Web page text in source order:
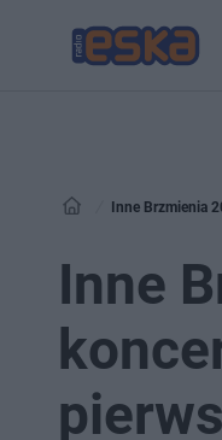
Inne Brzmienia
Inne